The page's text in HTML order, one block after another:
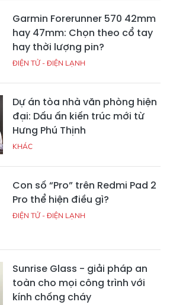
Garmin Forerunner 570 42mm
hay 47mm: Chọn theo cổ tay
hay thời lượng pin?
ĐIỆN TỬ - ĐIỆN LẠNH
Dự án tòa nhà văn phòng hiện
đại: Dấu ấn kiến trúc mới từ
Hưng Phú Thịnh
KHÁC
Con số “Pro” trên Redmi Pad 2
Pro thể hiện điều gì?
ĐIỆN TỬ - ĐIỆN LẠNH
Sunrise Glass - giải pháp an
toàn cho mọi công trình với
kính chống cháy